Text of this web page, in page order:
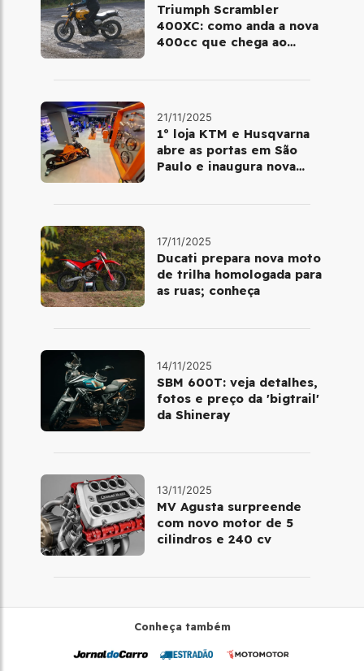
Triumph Scrambler
400XC: como anda a nova
400cc que chega ao
21/11/2025
1º loja KTM e Husqvarna
abre as portas em São
Paulo e inaugura nova
17/11/2025
Ducati prepara nova moto
de trilha homologada para
as ruas; conheça
14/11/2025
SBM 600T: veja detalhes,
fotos e preço da 'bigtrail'
da Shineray
13/11/2025
MV Agusta surpreende
com novo motor de 5
cilindros e 240 cv
Conheça também